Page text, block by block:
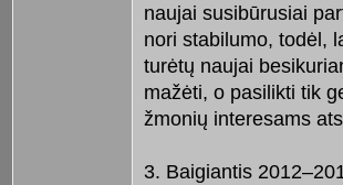
naujai susibūrusiai
nori stabilumo, todėl,
turėtų naujai
mažėti, o pasilikti tik
žmonių interesams
3. Baigiantis